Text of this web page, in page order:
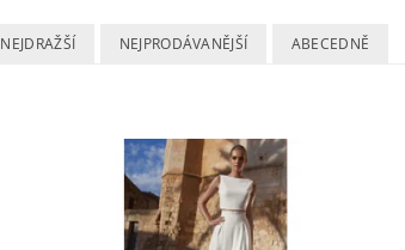
NEJDRAŽŠÍ NEJPRODÁVANĚJŠÍ ABECEDNĚ